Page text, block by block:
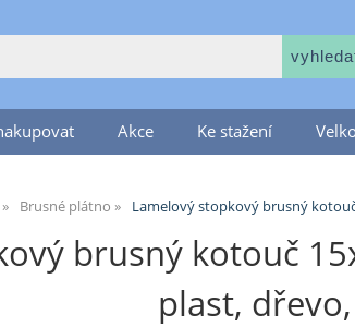
Akce Ke stažení
Brusné plátno Lamelový stopkový brusný kotouč
brusný kotouč
plast,